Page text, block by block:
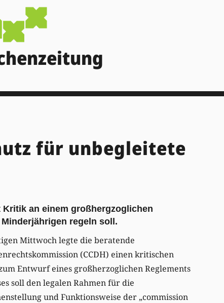
für unbegleitete
an einem großhergzoglichen
regeln soll.
Mittwoch legte die beratende
(CCDH) einen kritischen
Entwurf eines großherzoglichen Reglements
soll den legalen Rahmen für die
und Funktionsweise der „commission